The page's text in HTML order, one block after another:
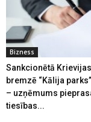
Bizness
Sankcionētā
bremzē “Kālija
– uzņēmums
tiesības...